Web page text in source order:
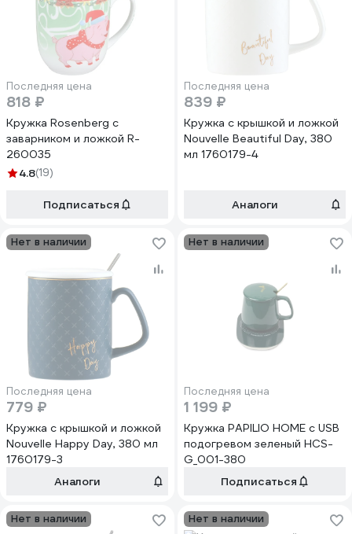
Последняя цена
818 ₽
Кружка Rosenberg с
заварником и ложкой R-
260035
4.8(19)
Подписаться
Последняя цена
839 ₽
Кружка с крышкой и ложкой
Nouvelle Beautiful Day, 380
мл 1760179-4
Аналоги
Нет в наличии
Последняя цена
779 ₽
Кружка с крышкой и ложкой
Nouvelle Happy Day, 380 мл
1760179-3
Аналоги
Нет в наличии
Последняя цена
1 199 ₽
Кружка PAPILIO HOME с USB
подогревом зеленый HCS-
G_001-380
Подписаться
Нет в наличии Нет в наличии